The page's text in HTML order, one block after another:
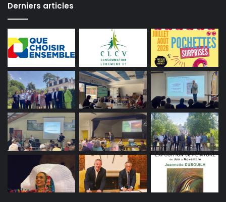
Derniers articles